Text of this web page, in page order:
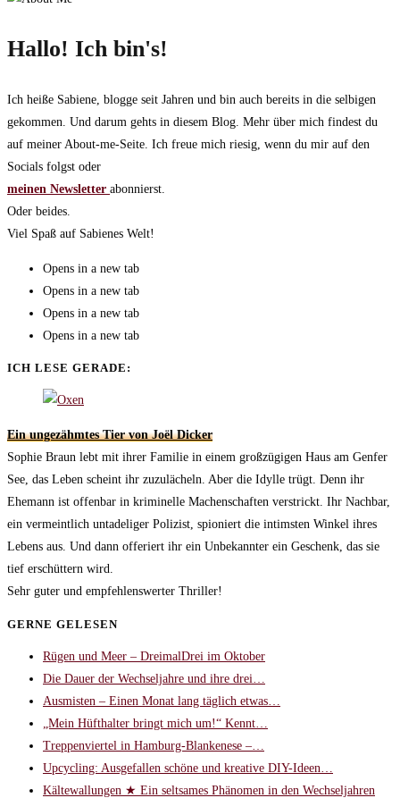
Hallo! Ich bin's!
Ich heiße Sabiene, blogge seit Jahren und bin auch bereits in die selbigen
gekommen. Und darum gehts in diesem Blog. Mehr über mich findest du
auf meiner About-me-Seite. Ich freue mich riesig, wenn du mir auf den
Socials folgst oder
meinen Newsletter abonnierst.
Oder beides.
Viel Spaß auf Sabienes Welt!
Opens in a new tab
Opens in a new tab
Opens in a new tab
Opens in a new tab
ICH LESE GERADE:
Ein ungezähmtes Tier von Joël Dicker
Sophie Braun lebt mit ihrer Familie in einem großzügigen Haus am Genfer
See, das Leben scheint ihr zuzulächeln. Aber die Idylle trügt. Denn ihr
Ehemann ist offenbar in kriminelle Machenschaften verstrickt. Ihr Nachbar,
ein vermeintlich untadeliger Polizist, spioniert die intimsten Winkel ihres
Lebens aus. Und dann offeriert ihr ein Unbekannter ein Geschenk, das sie
tief erschüttern wird.
Sehr guter und empfehlenswerter Thriller!
GERNE GELESEN
Rügen und Meer – DreimalDrei im Oktober
Die Dauer der Wechseljahre und ihre drei…
Ausmisten – Einen Monat lang täglich etwas…
„Mein Hüfthalter bringt mich um!“ Kennt…
Treppenviertel in Hamburg-Blankenese –…
Upcycling: Ausgefallen schöne und kreative DIY-Ideen…
Kältewallungen ★ Ein seltsames Phänomen in den Wechseljahren